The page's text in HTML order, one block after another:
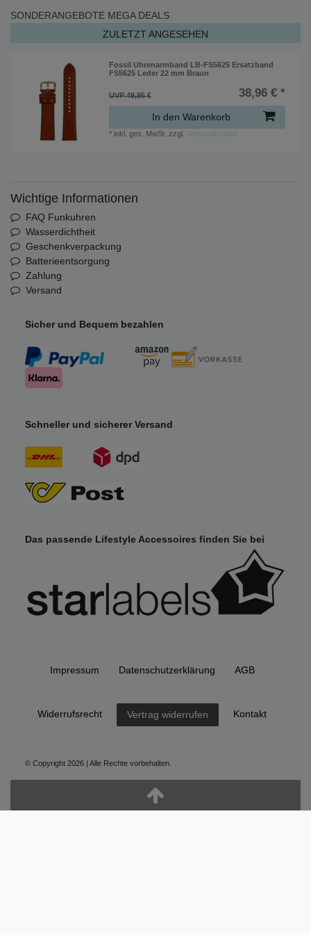
SONDERANGEBOTE MEGA DEALS
ZULETZT ANGESEHEN
Fossil Uhrenarmband LB-FS5625 Ersatzband
FS5625 Leder 22 mm Braun
UVP 49,95 € 38,96 € *
In den Warenkorb
* inkl. ges. MwSt. zzgl. Versandkosten
Wichtige Informationen
FAQ Funkuhren
Wasserdichtheit
Geschenkverpackung
Batterieentsorgung
Zahlung
Versand
Sicher und Bequem bezahlen
Schneller und sicherer Versand
Das passende Lifestyle Accessoires finden Sie bei
Impressum Daten­schutz­erklärung AGB
Widerrufs­recht Vertrag widerrufen Kontakt
© Copyright 2026 | Alle Rechte vorbehalten.